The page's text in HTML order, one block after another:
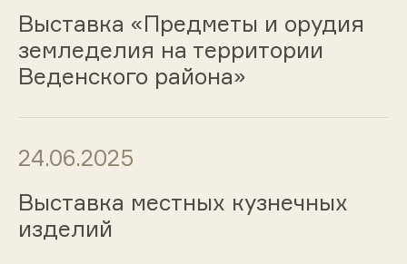
Выставка «Предметы и орудия
земледелия на территории
Веденского района»
24.06.2025
Выставка местных кузнечных
изделий